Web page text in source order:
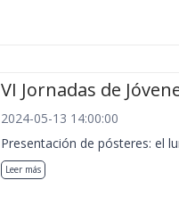
VI Jornadas de
2024-05-13 14:00:00
Presentación de pósteres: el
Leer más